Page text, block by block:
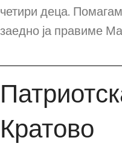
четири деца.
заедно ја правиме
Кратово